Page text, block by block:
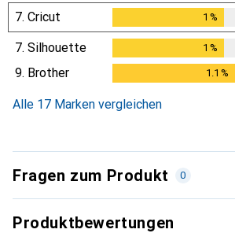
7. Cricut 1 %
7. Silhouette 1 %
9. Brother 1.1 %
Alle 17 Marken vergleichen
Fragen zum Produkt 0
Produktbewertungen